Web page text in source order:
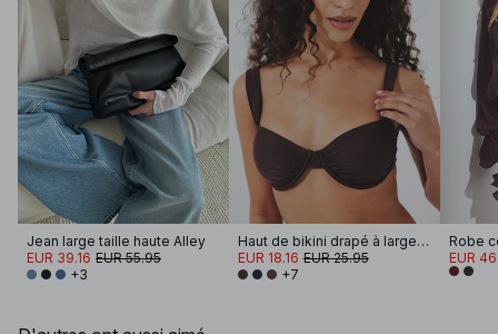
Jean large taille haute Alley
EUR 39.16 EUR 55.95
+3
Haut de bikini drapé à larges bretelles
EUR 18.16 EUR 25.95
+7
EUR